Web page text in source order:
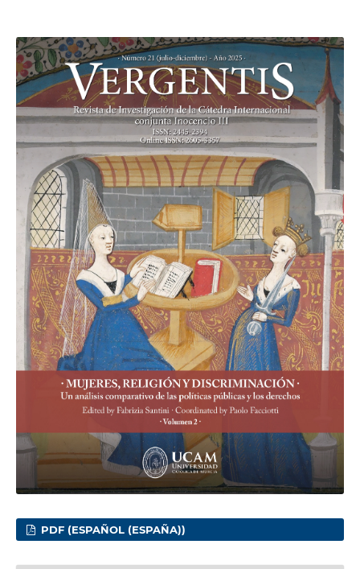
PDF (ESPAÑOL (ESPAÑA))